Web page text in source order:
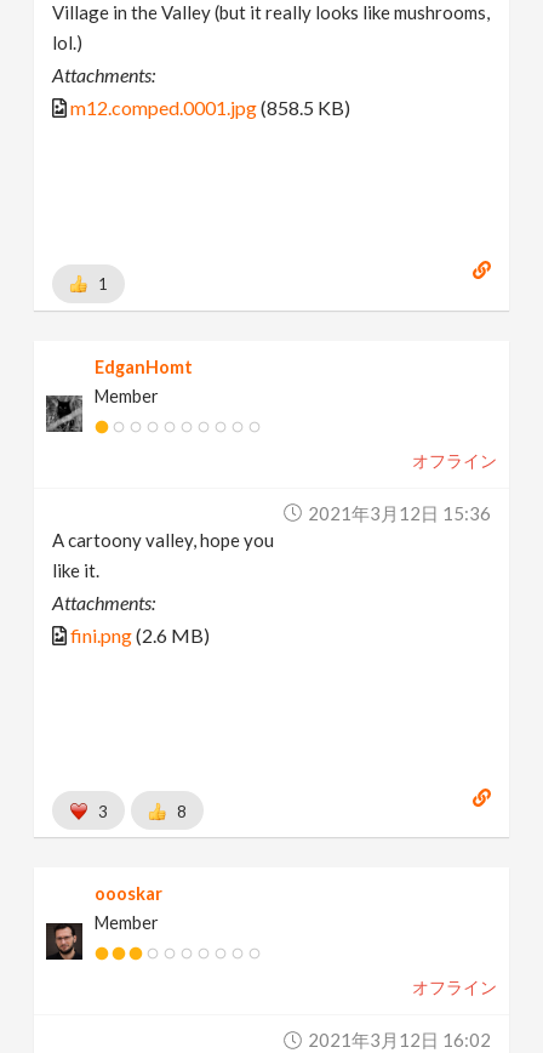
Village in the Valley (but it really looks like mushrooms,
lol.)
Attachments:
m12.comped.0001.jpg(858.5 KB)
1
EdganHomt
Member
オフライン
2021年3月12日 15:36
A cartoony valley, hope you
like it.
Attachments:
fini.png(2.6 MB)
3 8
oooskar
Member
オフライン
2021年3月12日 16:02